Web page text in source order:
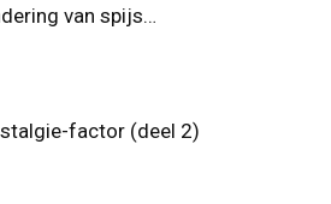
van spijs…
factor (deel 2)